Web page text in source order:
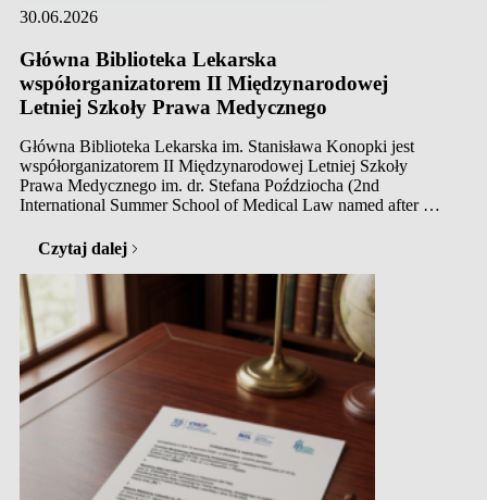
30.06.2026
Główna Biblioteka Lekarska
współorganizatorem II Międzynarodowej
Letniej Szkoły Prawa Medycznego
Główna Biblioteka Lekarska im. Stanisława Konopki jest
współorganizatorem II Międzynarodowej Letniej Szkoły
Prawa Medycznego im. dr. Stefana Poździocha (2nd
International Summer School of Medical Law named after Dr.
3 lipca 2026 r. w Krakowie. Wydarzenie zgromadzi ekspertów
z zakresu prawa medycznego, zdrowia publicznego, bioetyki
oraz przedstawicieli środowisk naukowych i medycznych
z Polski i zagranicy.
Czytaj dalej